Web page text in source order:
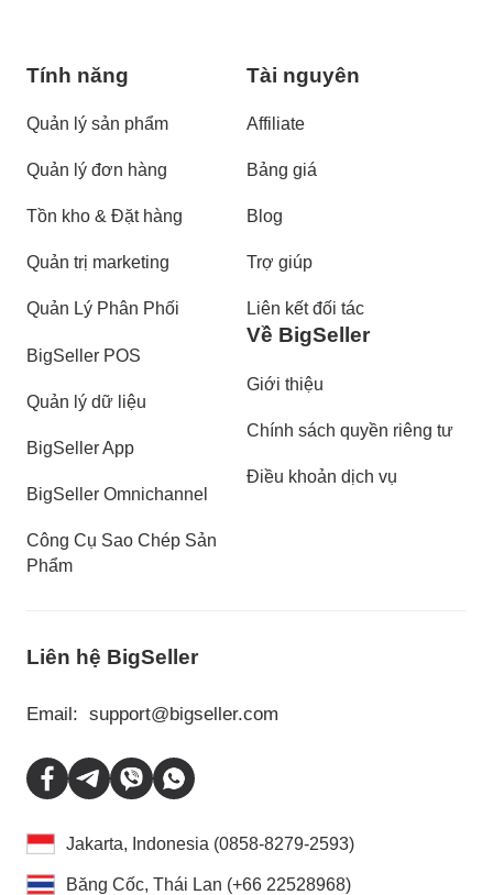
Tính năng
Quản lý sản phẩm
Quản lý đơn hàng
Tồn kho & Đặt hàng
Quản trị marketing
Quản Lý Phân Phối
BigSeller POS
Quản lý dữ liệu
BigSeller App
BigSeller Omnichannel
Công Cụ Sao Chép Sản
Phẩm
Tài nguyên
Affiliate
Bảng giá
Blog
Trợ giúp
Liên kết đối tác
Về BigSeller
Giới thiệu
Chính sách quyền riêng tư
Điều khoản dịch vụ
Liên hệ BigSeller
Email: support@bigseller.com
Jakarta, Indonesia (0858-8279-2593)
Băng Cốc, Thái Lan (+66 22528968)